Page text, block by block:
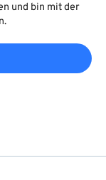
und bin mit der